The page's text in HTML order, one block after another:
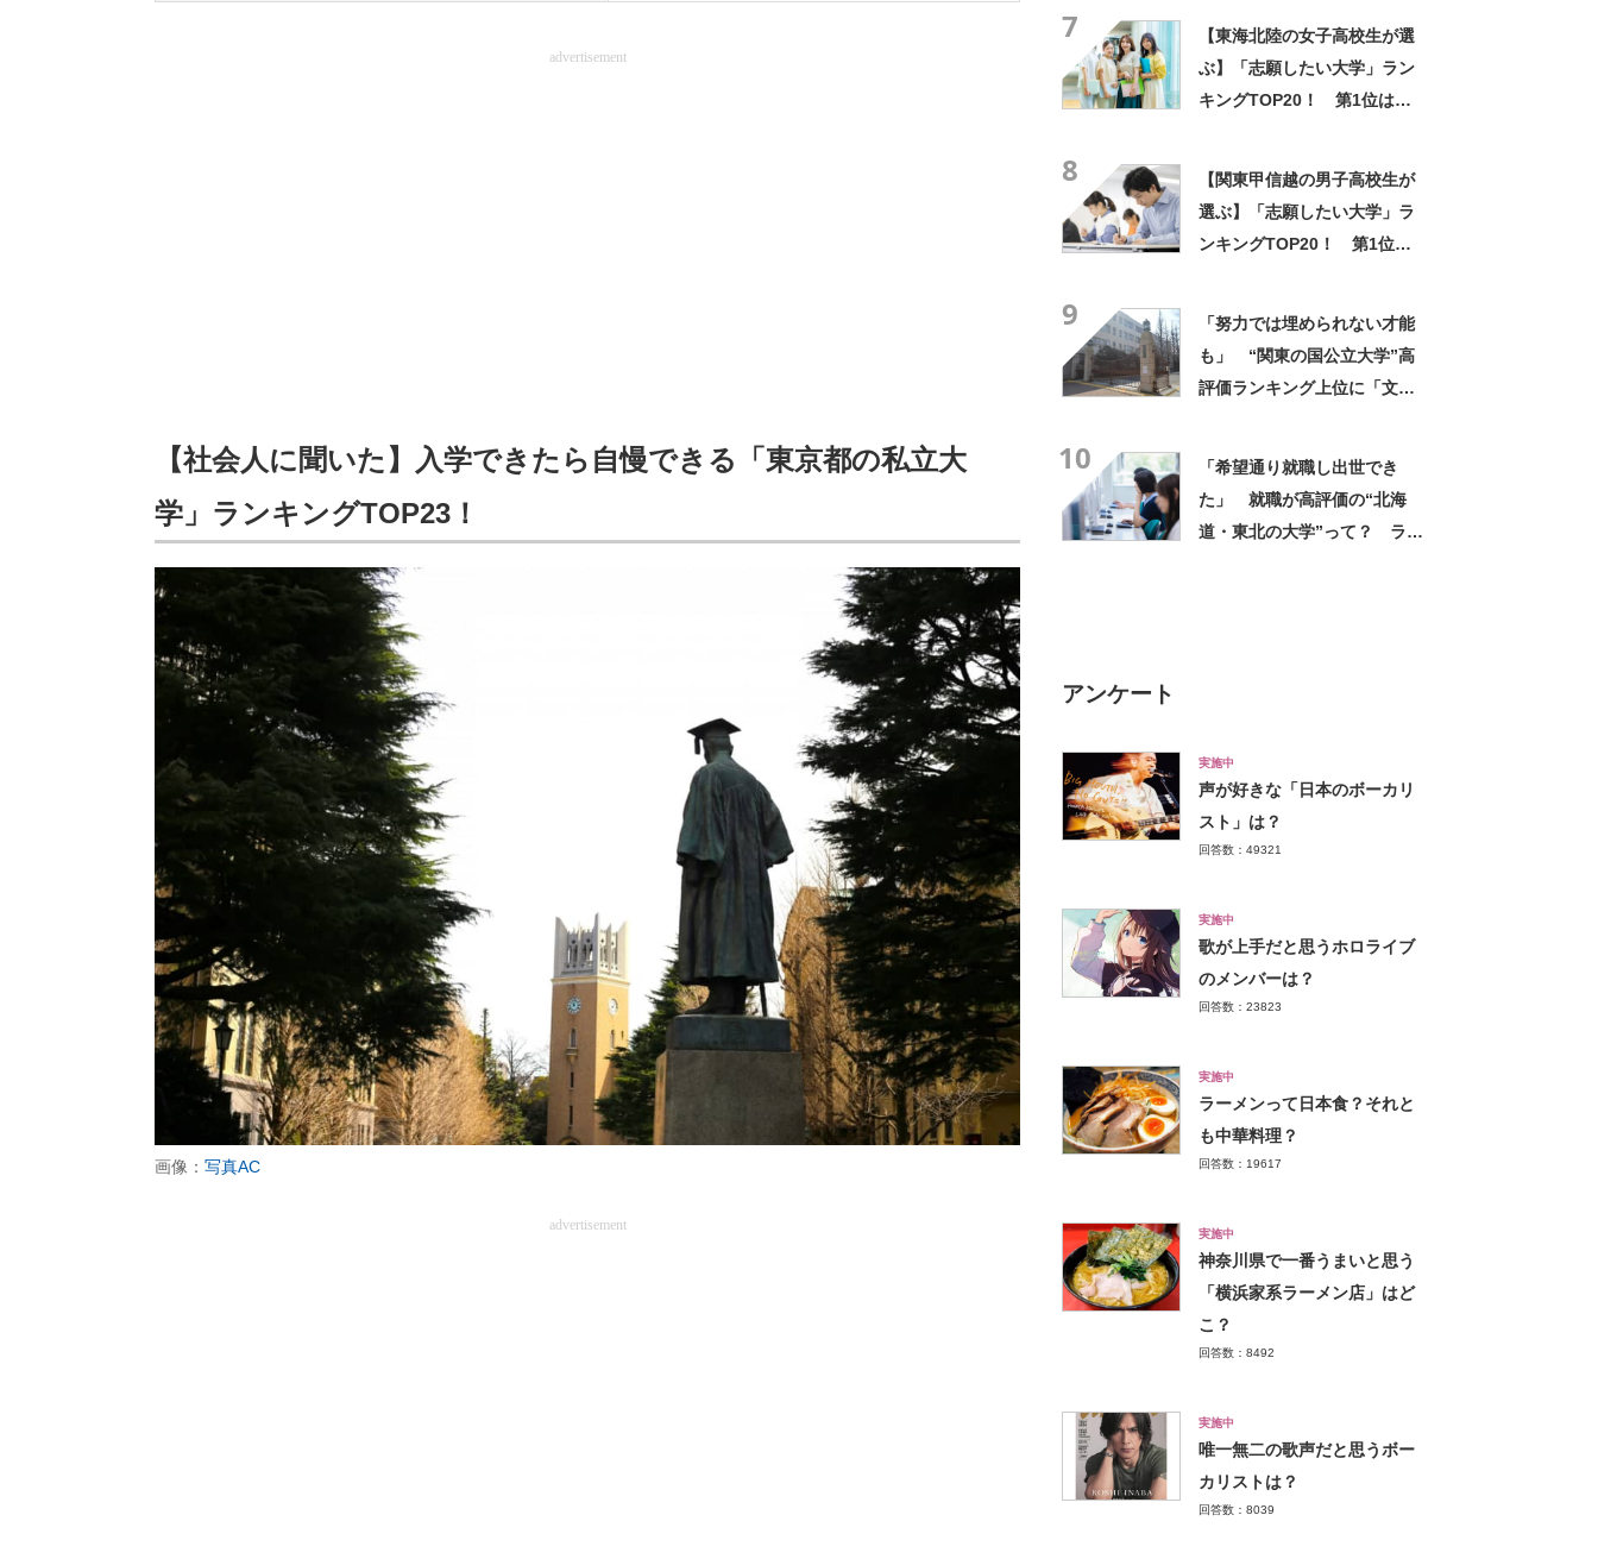
advertisement
【社会人に聞いた】入学できたら自慢できる「東京都の私立大
学」ランキングTOP23！
画像： 写真AC
advertisement
7
【東海北陸の女子高校生が選
ぶ】「志願したい大学」ラン
キングTOP20！ 第1位は
8
【関東甲信越の男子高校生が
選ぶ】「志願したい大学」ラ
ンキングTOP20！ 第1位は
9
「努力では埋められない才能
も」 “関東の国公立大学”高
評価ランキング上位に「文化
10
「希望通り就職し出世でき
た」 就職が高評価の“北海
道・東北の大学”って？ ラン
アンケート
実施中
声が好きな「日本のボーカリ
スト」は？
回答数：49321
実施中
歌が上手だと思うホロライブ
のメンバーは？
回答数：23823
実施中
ラーメンって日本食？それと
も中華料理？
回答数：19617
実施中
神奈川県で一番うまいと思う
「横浜家系ラーメン店」はど
こ？
回答数：8492
実施中
唯一無二の歌声だと思うボー
カリストは？
回答数：8039